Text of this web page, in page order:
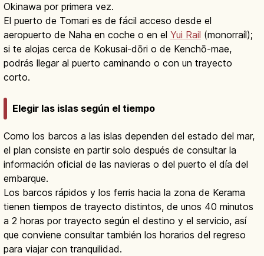
Okinawa por primera vez.
El puerto de Tomari es de fácil acceso desde el
aeropuerto de Naha en coche o en el Yui Rail (monorraíl);
si te alojas cerca de Kokusai-dōri o de Kenchō-mae,
podrás llegar al puerto caminando o con un trayecto
corto.
Elegir las islas según el tiempo
Como los barcos a las islas dependen del estado del mar,
el plan consiste en partir solo después de consultar la
información oficial de las navieras o del puerto el día del
embarque.
Los barcos rápidos y los ferris hacia la zona de Kerama
tienen tiempos de trayecto distintos, de unos 40 minutos
a 2 horas por trayecto según el destino y el servicio, así
que conviene consultar también los horarios del regreso
para viajar con tranquilidad.